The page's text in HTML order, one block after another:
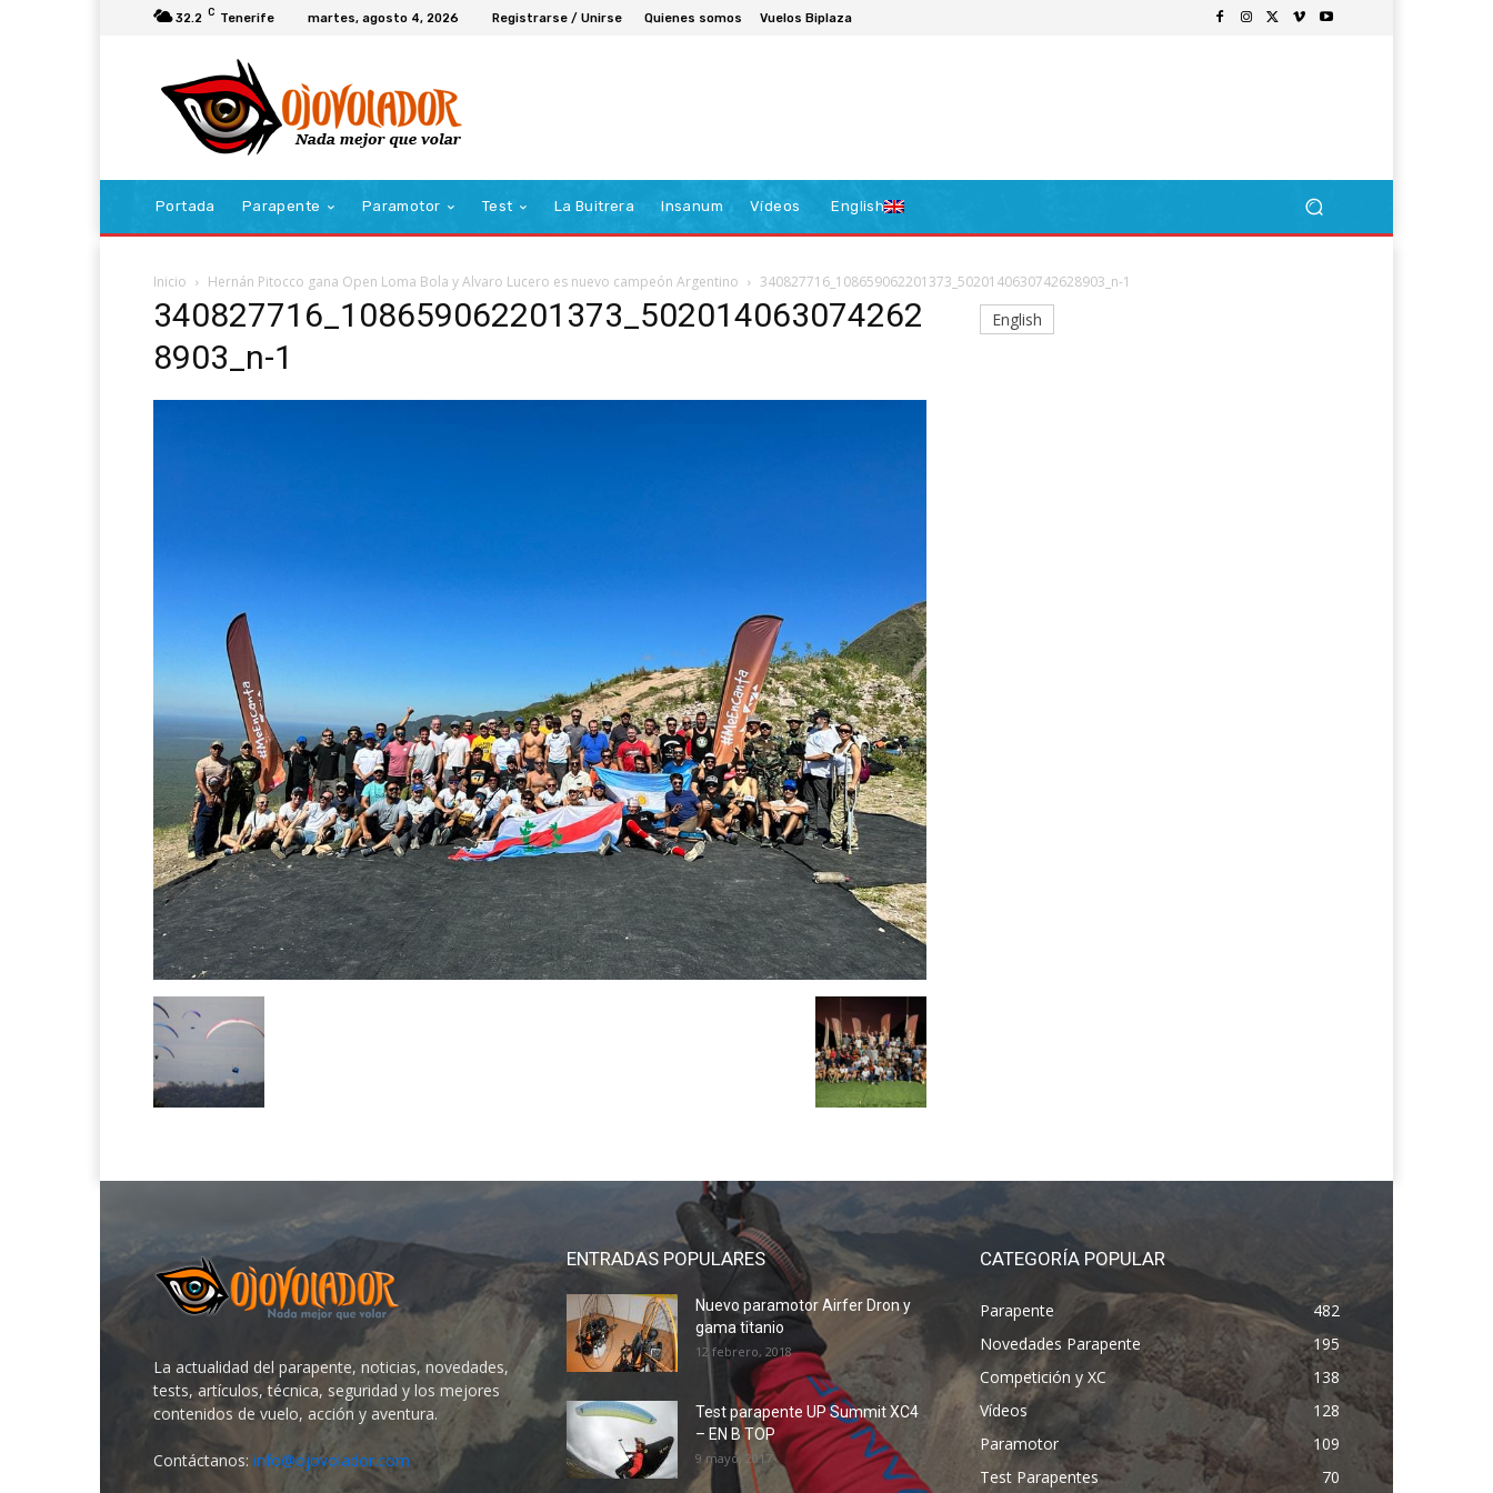
32.2 C Tenerife martes, agosto 4, 2026 Registrarse / Unirse Quienes somos Vuelos Biplaza
Portada Parapente Paramotor Test La Buitrera Insanum Vídeos English
Inicio Hernán Pitocco gana Open Loma Bola y Alvaro Lucero es nuevo campeón Argentino 340827716_108659062201373_5020140630742628903_n-1
340827716_108659062201373_502014063074262
8903_n-1
English
La actualidad del parapente, noticias, novedades,
tests, artículos, técnica, seguridad y los mejores
contenidos de vuelo, acción y aventura.
Contáctanos: info@ojovolador.com
ENTRADAS POPULARES
Nuevo paramotor Airfer Dron y
gama titanio
12 febrero, 2018
Test parapente UP Summit XC4
– EN B TOP
9 mayo, 2017
CATEGORÍA POPULAR
Parapente
482
Novedades Parapente
195
Competición y XC
138
Vídeos
128
Paramotor
109
Test Parapentes
70